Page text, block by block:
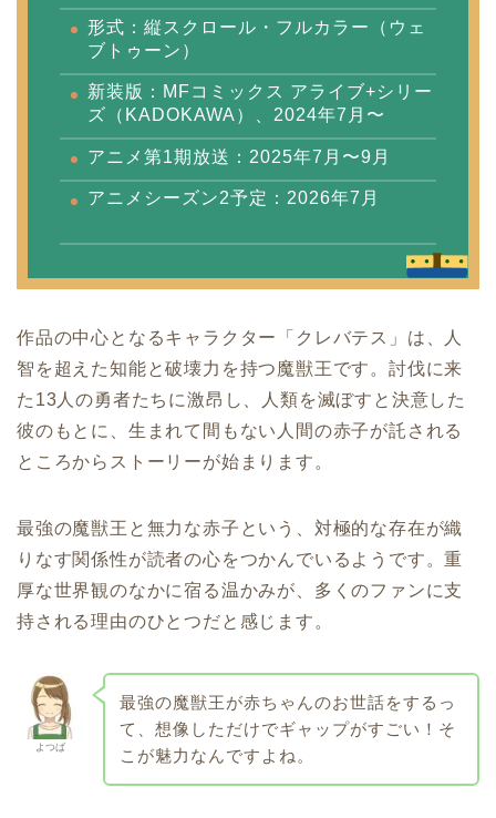
形式：縦スクロール・フルカラー（ウェ
ブトゥーン）
新装版：MFコミックス アライブ+シリー
ズ（KADOKAWA）、2024年7月〜
アニメ第1期放送：2025年7月〜9月
アニメシーズン2予定：2026年7月
作品の中心となるキャラクター「クレバテス」は、人
智を超えた知能と破壊力を持つ魔獣王です。討伐に来
た13人の勇者たちに激昂し、人類を滅ぼすと決意した
彼のもとに、生まれて間もない人間の赤子が託される
ところからストーリーが始まります。
最強の魔獣王と無力な赤子という、対極的な存在が織
りなす関係性が読者の心をつかんでいるようです。重
厚な世界観のなかに宿る温かみが、多くのファンに支
持される理由のひとつだと感じます。
よつば
最強の魔獣王が赤ちゃんのお世話をするっ
て、想像しただけでギャップがすごい！そ
こが魅力なんですよね。